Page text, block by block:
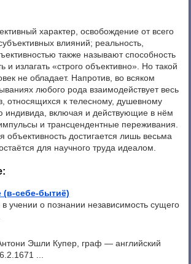
характер, освобождение от всего
влияний; реальность,
также называют способность
и излагать «строго объективно». Но такой
не обладает. Напротив, во всяком
любого рода взаимодействует весь
относящихся к телесному, душевному
индивида, включая и действующие в нём
и трансцендентные переживания.
объективность достигается лишь весьма
для научного труда идеалом.
(в-себе-бытиё)
учении о познании независимость сущего
Эшли Купер, граф — английский
...